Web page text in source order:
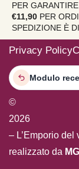
PER
€11,90 PER
SPEDIZIONE È
Privacy Policy
Modulo
©
2026
– L’Emporio
realizzato da